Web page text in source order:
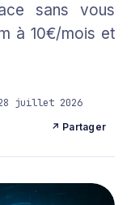
sans vous
à 10€/mois et
juillet 2026
↗ Partager